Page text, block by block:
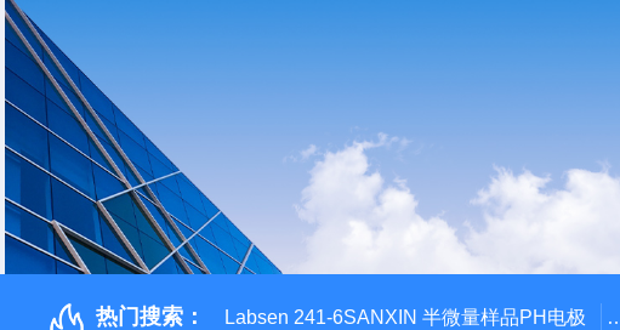
热门搜索： Labsen 241-6SANXIN 半微量样品PH电极